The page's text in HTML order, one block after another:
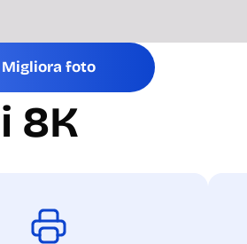
Migliora foto
8K